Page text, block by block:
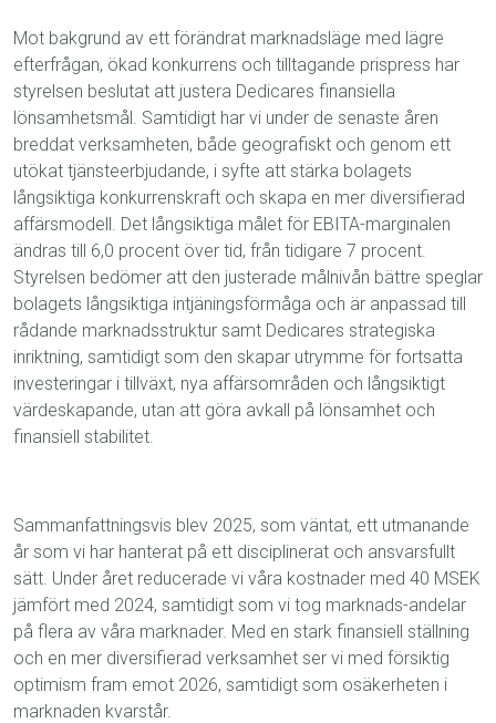
Mot bakgrund av ett förändrat marknadsläge med lägre
efterfrågan, ökad konkurrens och tilltagande prispress har
styrelsen beslutat att justera Dedicares finansiella
lönsamhetsmål. Samtidigt har vi under de senaste åren
breddat verksamheten, både geografiskt och genom ett
utökat tjänsteerbjudande, i syfte att stärka bolagets
långsiktiga konkurrenskraft och skapa en mer diversifierad
affärsmodell. Det långsiktiga målet för EBITA-marginalen
ändras till 6,0 procent över tid, från tidigare 7 procent.
Styrelsen bedömer att den justerade målnivån bättre speglar
bolagets långsiktiga intjäningsförmåga och är anpassad till
rådande marknadsstruktur samt Dedicares strategiska
inriktning, samtidigt som den skapar utrymme för fortsatta
investeringar i tillväxt, nya affärsområden och långsiktigt
värdeskapande, utan att göra avkall på lönsamhet och
finansiell stabilitet.
Sammanfattningsvis blev 2025, som väntat, ett utmanande
år som vi har hanterat på ett disciplinerat och ansvarsfullt
sätt. Under året reducerade vi våra kostnader med 40 MSEK
jämfört med 2024, samtidigt som vi tog marknads-andelar
på flera av våra marknader. Med en stark finansiell ställning
och en mer diversifierad verksamhet ser vi med försiktig
optimism fram emot 2026, samtidigt som osäkerheten i
marknaden kvarstår.